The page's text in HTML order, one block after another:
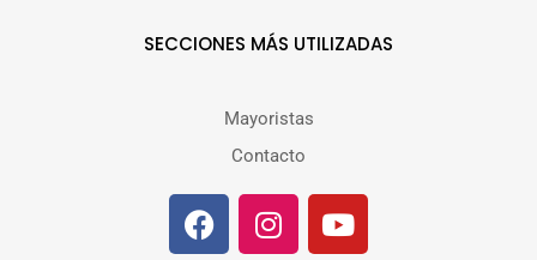
SECCIONES MÁS UTILIZADAS
Mayoristas
Contacto